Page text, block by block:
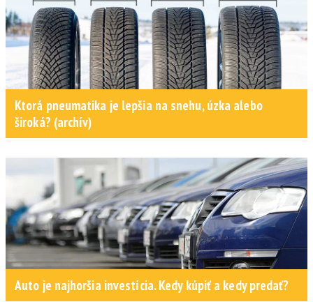
Ktorá pneumatika je lepšia na snehu, úzka alebo
široká? (archív)
Auto je najhoršia investícia. Kedy kúpiť a kedy predať?